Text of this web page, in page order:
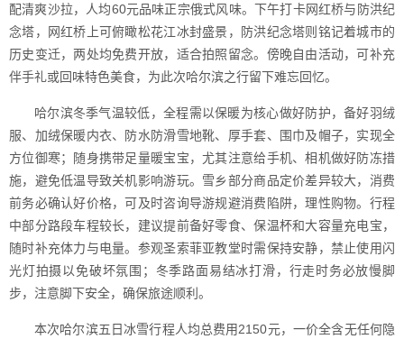
配清爽沙拉，人均60元品味正宗俄式风味。下午打卡网红桥与防洪纪
念塔，网红桥上可俯瞰松花江冰封盛景，防洪纪念塔则铭记着城市的
历史变迁，两处均免费开放，适合拍照留念。傍晚自由活动，可补充
伴手礼或回味特色美食，为此次哈尔滨之行留下难忘回忆。
哈尔滨冬季气温较低，全程需以保暖为核心做好防护，备好羽绒
服、加绒保暖内衣、防水防滑雪地靴、厚手套、围巾及帽子，实现全
方位御寒；随身携带足量暖宝宝，尤其注意给手机、相机做好防冻措
施，避免低温导致关机影响游玩。雪乡部分商品定价差异较大，消费
前务必确认好价格，可及时咨询导游规避消费陷阱，理性购物。行程
中部分路段车程较长，建议提前备好零食、保温杯和大容量充电宝，
随时补充体力与电量。参观圣索菲亚教堂时需保持安静，禁止使用闪
光灯拍摄以免破坏氛围；冬季路面易结冰打滑，行走时务必放慢脚
步，注意脚下安全，确保旅途顺利。
本次哈尔滨五日冰雪行程人均总费用2150元，一价全含无任何隐